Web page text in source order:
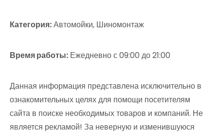
Категория:Автомойки, Шиномонтаж
Время работы: Ежедневно с 09:00 до 21:00
Данная информация представлена исключительно в
ознакомительных целях для помощи посетителям
сайта в поиске необходимых товаров и компаний. Не
является рекламой! За неверную и изменившуюся